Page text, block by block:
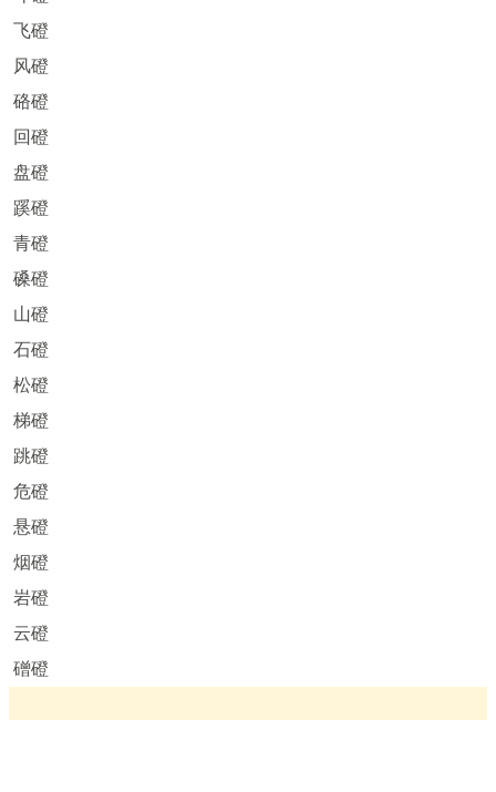
飞磴
风磴
硌磴
回磴
盘磴
蹊磴
青磴
磉磴
山磴
石磴
松磴
梯磴
跳磴
危磴
悬磴
烟磴
岩磴
云磴
磳磴